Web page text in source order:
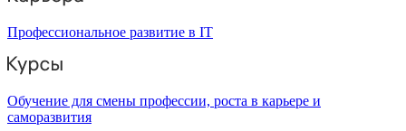
Профессиональное развитие в IT
Обучение для смены профессии, роста в карьере и
саморазвития